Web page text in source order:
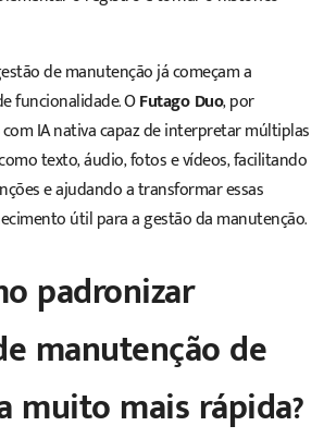
de manutenção já começam a
funcionalidade. OFutago Duo, por
IA nativa capaz de interpretar múltiplas
texto, áudio, fotos e vídeos, facilitando
e ajudando a transformar essas
útil para a gestão da manutenção.
padronizar
manutenção de
muito mais rápida?